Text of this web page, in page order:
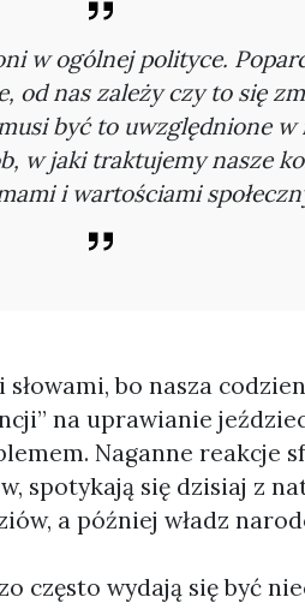
w ogólnej polityce.
od nas zależy czy to się
być to uwzględnione w
w jaki traktujemy nasze
i wartościami
bo nasza
na uprawianie
Naganne reakcje
spotykają się dzisiaj z
a później władz
często wydają się być